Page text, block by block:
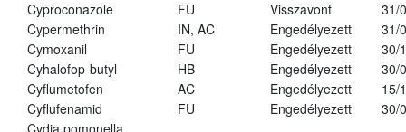
Cyproconazole
FU Visszavont
31/
Cypermethrin
IN, AC Engedélyezett
31/
Cymoxanil
FU Engedélyezett
30/
Cyhalofop-butyl
HB Engedélyezett
30/
Cyflumetofen
AC Engedélyezett
15/
Cyflufenamid
FU Engedélyezett
30/